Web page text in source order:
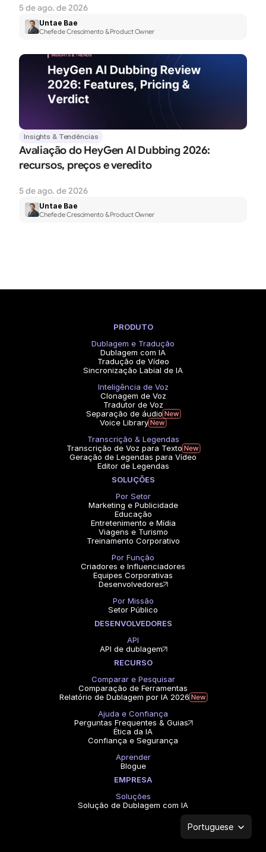
5 de ago. de 2026
Untae Bae
Chefe de Crescimento & Product Owner
Insights & Tendências
Avaliação do HeyGen AI Dubbing 2026:
recursos, preços e veredito
5 de ago. de 2026
Untae Bae
Chefe de Crescimento & Product Owner
PRODUTO
Dublagem e Tradução
Dublagem com IA
Tradução de Vídeo
Sincronização Labial de IA
Inteligência de Voz
Clonagem de Voz
Tradutor de Voz
Separação de áudio
Voice Library
Transcrição & Legendas
Transcrição de Voz para Texto
Geração de Legendas para Vídeo
Editor de Legendas
SOLUÇÕES
Por Setor
Marketing e Publicidade
Educação
Entretenimento e Mídia
Viagens e Turismo
Treinamento Corporativo
Por Função
Criadores e Influenciadores
Equipes Corporativas
Desenvolvedores
Por Missão
Setor Público
DESENVOLVEDORES
API
API de dublagem
RECURSO
Comparar e Pesquisar
Comparação de Ferramentas
Relatório de Dublagem por IA 2026
Ajuda e Confiança
Perguntas Frequentes & Guias
Ética da IA
Confiança e Segurança
Aprender
Blogue
EMPRESA
Soluções
Solução de Dublagem com IA
Select Language
Portuguese